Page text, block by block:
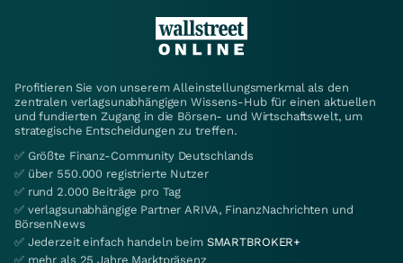
Profitieren Sie von unserem Alleinstellungsmerkmal als den
zentralen verlagsunabhängigen Wissens-Hub für einen aktuellen
und fundierten Zugang in die Börsen- und Wirtschaftswelt, um
strategische Entscheidungen zu treffen.
✅ Größte Finanz-Community Deutschlands
✅ über 550.000 registrierte Nutzer
✅ rund 2.000 Beiträge pro Tag
✅ verlagsunabhängige Partner ARIVA, FinanzNachrichten und
BörsenNews
✅ Jederzeit einfach handeln beim SMARTBROKER+
✅ mehr als 25 Jahre Marktpräsenz